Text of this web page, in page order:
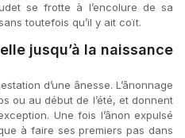
se frotte à l’encolure de sa
toutefois qu’il y ait coït.
jusqu’à la naissance
d’une ânesse. L’ânonnage
ou au début de l’été, et donnent
Une fois l’ânon expulsé
à faire ses premiers pas dans